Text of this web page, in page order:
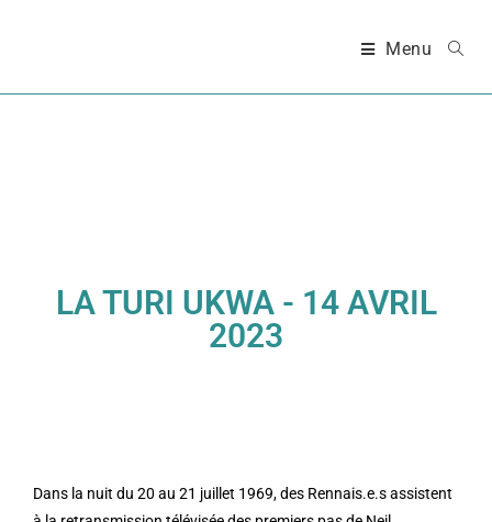
Menu
LA TURI UKWA - 14 AVRIL
2023
Dans la nuit du 20 au 21 juillet 1969, des Rennais.e.s assistent